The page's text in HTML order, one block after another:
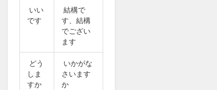
いい
です
結構で
す、結構
でござい
ます
どう
しま
すか
いかがな
さいます
か